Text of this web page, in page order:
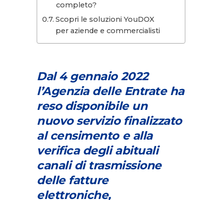
completo?
Scopri le soluzioni YouDOX
per aziende e commercialisti
Dal 4 gennaio 2022
l’Agenzia delle Entrate ha
reso disponibile un
nuovo servizio finalizzato
al censimento e alla
verifica degli abituali
canali di trasmissione
delle fatture
elettroniche,